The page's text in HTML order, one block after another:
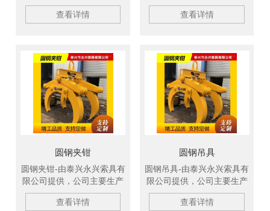
生产柔性吊带、扁平吊装
带、冶金吊具、钢坯吊钩、
吊装带、钢丝绳吊具、尼龙
绳吊具、起重链条成套索
具、引纸绳、注塑钢丝绳、
软梯、安全带等几大系列，
欢迎新老客户洽谈订购！
查看详情
生产柔性吊带、扁平吊装
带、冶金吊具、钢坯吊钩、
吊装带、钢丝绳吊具、尼龙
绳吊具、起重链条成套索
具、引纸绳、注塑钢丝绳、
软梯、安全带等几大系列，
欢迎新老客户洽谈订购！
查看详情
圆钢夹钳
圆钢夹钳-由泰兴永兴索具有
限公司提供，公司主要生产
柔性吊带、扁平吊装带、冶
金吊具、钢坯吊钩、C型吊
查看详情
圆钢吊具
圆钢吊具-由泰兴永兴索具有
限公司提供，公司主要生产
柔性吊带、扁平吊装带、冶
金吊具、钢坯吊钩、C型吊
查看详情